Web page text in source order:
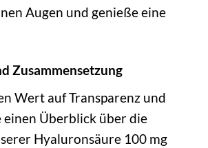
Augen und genieße eine
Zusammensetzung
Wert auf Transparenz und
einen Überblick über die
Hyaluronsäure 100 mg